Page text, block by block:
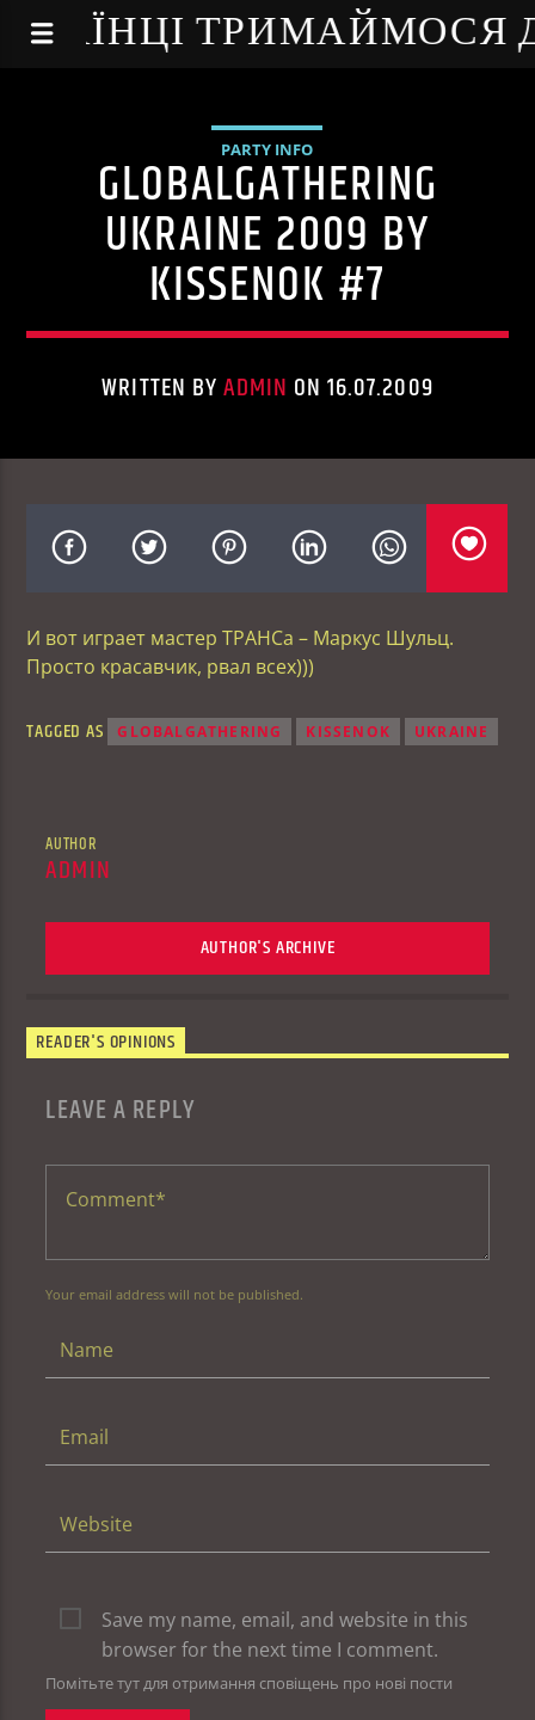
- УКРАЇНЦІ
PARTY INFO
GLOBALGATHERING
UKRAINE 2009 BY
KISSENOK #7
WRITTEN BYADMIN ON 16.07.2009
И вот играет мастер ТРАНСа – Маркус Шульц.
Просто красавчик, рвал всех)))
TAGGED AS GLOBALGATHERING KISSENOK UKRAINE
AUTHOR
ADMIN
AUTHOR'S ARCHIVE
READER'S OPINIONS
LEAVE A REPLY
Your email address will not be published.
Save my name, email, and website in this
browser for the next time I comment.
Помітьте тут для отримання сповіщень про нові пости